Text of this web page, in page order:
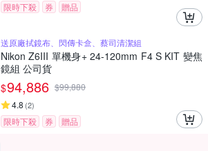
限時下殺 券 贈品
送原廠拭鏡布、閃傳卡盒、蔡司清潔組
Nikon Z6III 單機身+ 24-120mm F4 S KIT 變焦
鏡組 公司貨
$94,886 $99,880
4.8 (2)
限時下殺 券 贈品